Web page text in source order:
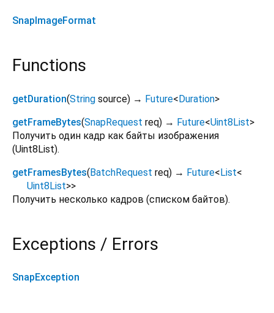
SnapImageFormat
Functions
getDuration(String source) → Future<Duration>
getFrameBytes(SnapRequest req) → Future<Uint8List>
Получить один кадр как байты изображения
(Uint8List).
getFramesBytes(BatchRequest req) → Future<List<
Uint8List>>
Получить несколько кадров (списком байтов).
Exceptions / Errors
SnapException